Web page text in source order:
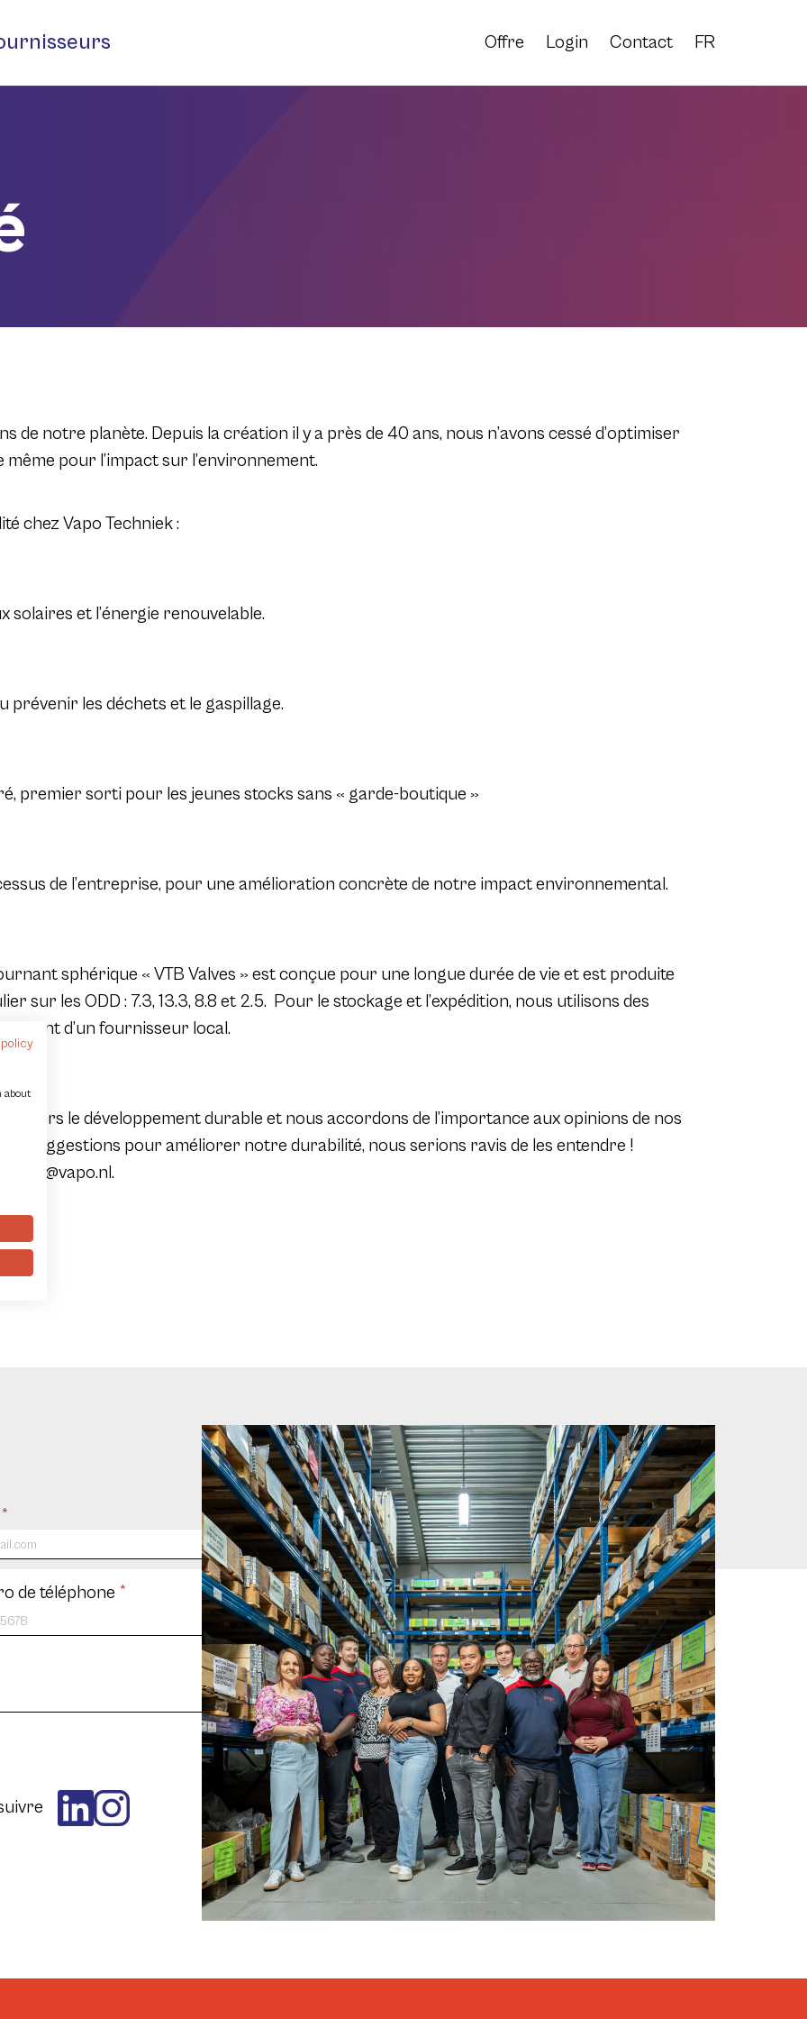
Offre Login Contact FR
de notre planète. Depuis la création il y a près de 40 ans, nous n’avons cessé d’optimiser
pour l’impact sur l’environnement.
chez Vapo Techniek :
solaires et l’énergie renouvelable.
les déchets et le gaspillage.
premier sorti pour les jeunes stocks sans « garde-boutique »
de l’entreprise, pour une amélioration concrète de notre impact environnemental.
sphérique « VTB Valves » est conçue pour une longue durée de vie et est produite
sur les ODD : 7.3, 13.3, 8.8 et 2.5. Pour le stockage et l’expédition, nous utilisons des
d’un fournisseur local.
vers le développement durable et nous accordons de l’importance aux opinions de nos
suggestions pour améliorer notre durabilité, nous serions ravis de les entendre !
*
de téléphone *
policy
about